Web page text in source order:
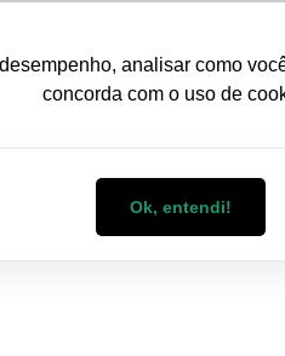
analisar como
concorda com o uso de
Ok, entendi!